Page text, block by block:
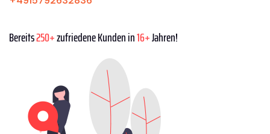
Bereits250+zufriedene Kunden in16+Jahren!